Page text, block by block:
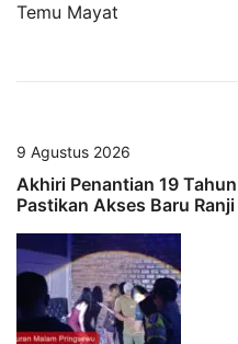
pos
Temu Mayat
9 Agustus 2026
Akhiri Penantian 19
Pastikan Akses Baru